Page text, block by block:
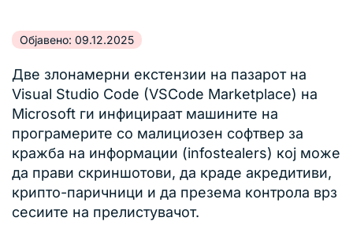
Објавено: 09.12.2025
Две злонамерни екстензии на пазарот на
Visual Studio Code (VSCode Marketplace) на
Microsoft ги инфицираат машините на
програмерите со малициозен софтвер за
кражба на информации (infostealers) кој може
да прави скриншотови, да краде акредитиви,
крипто-паричници и да презема контрола врз
сесиите на прелистувачот.